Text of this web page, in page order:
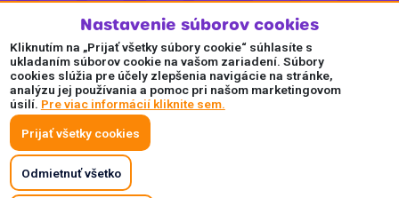
Súhlasím so spracovaním osobných údajov a so zasielaním
newslettra na marketingové účely a oboznámil som sa so
Zásadami ochrany osobných údajov.
Akceptujeme
Plaťte pohodlne a bezpečne online.
Nastavenie súborov cookies
Kliknutím na „Prijať všetky súbory cookie“ súhlasíte s
ukladaním súborov cookie na vašom zariadení. Súbory
cookies slúžia pre účely zlepšenia navigácie na stránke,
analýzu jej používania a pomoc pri našom marketingovom
úsilí. Pre viac informácií kliknite sem.
Prijať všetky cookies
Odmietnuť všetko